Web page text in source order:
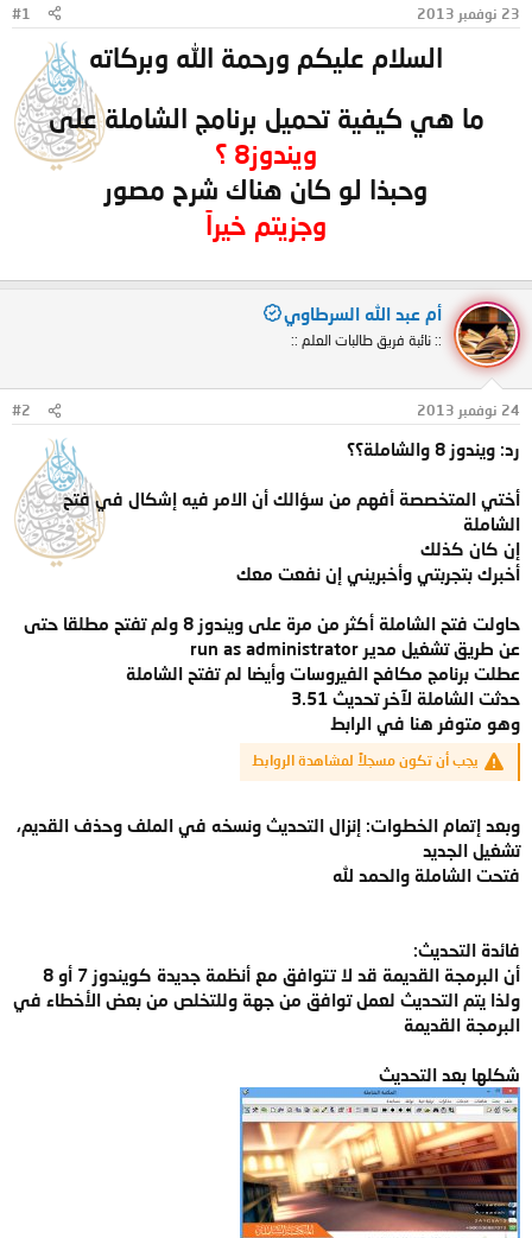
و
ء
23 نوفمبر 2013 #1
السلام عليكم ورحمة الله وبركاته
ما هي كيفية تحميل برنامج الشاملة على
ويندوز8 ؟
وحبذا لو كان هناك شرح مصور
وجزيتم خيراً
أم عبد الله السرطاوي
:: نائبة فريق طالبات العلم ::
24 نوفمبر 2013 #2
رد: ويندوز 8 والشاملة؟؟
أختي المتخصصة أفهم من سؤالك أن الامر فيه إشكال في فتح
الشاملة
إن كان كذلك
أخبرك بتجربتي وأخبريني إن نفعت معك
حاولت فتح الشاملة أكثر من مرة على ويندوز 8 ولم تفتح مطلقا حتى
عن طريق تشغيل مدير run as administrator
عطلت برنامج مكافح الفيروسات وأيضا لم تفتح الشاملة
حدثت الشاملة لآخر تحديث 3.51
وهو متوفر هنا في الرابط
يجب أن تكون مسجلاً لمشاهدة الروابط
وبعد إتمام الخطوات: إنزال التحديث ونسخه في الملف وحذف القديم،
تشغيل الجديد
فتحت الشاملة والحمد لله
فائدة التحديث:
أن البرمجة القديمة قد لا تتوافق مع أنظمة جديدة كويندوز 7 أو 8
ولذا يتم التحديث لعمل توافق من جهة وللتخلص من بعض الأخطاء في
البرمجة القديمة
شكلها بعد التحديث